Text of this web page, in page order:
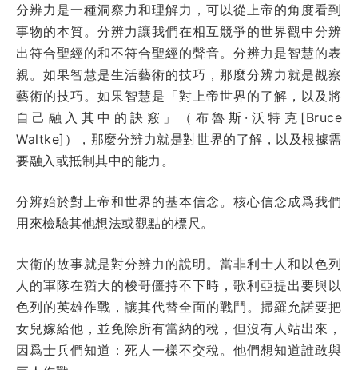
分辨力是一種洞察力和理解力，可以從上帝的角度看到
事物的本質。分辨力讓我們在相互競爭的世界觀中分辨
出符合聖經的和不符合聖經的聲音。分辨力是智慧的表
親。如果智慧是生活藝術的技巧，那麼分辨力就是觀察
藝術的技巧。如果智慧是「對上帝世界的了解，以及將
自己融入其中的訣竅」（布魯斯·沃特克[Bruce
Waltke]），那麼分辨力就是對世界的了解，以及根據需
要融入或抵制其中的能力。
分辨始於對上帝和世界的基本信念。核心信念成爲我們
用來檢驗其他想法或觀點的標尺。
大衛的故事就是對分辨力的說明。當非利士人和以色列
人的軍隊在猶大的梭哥僵持不下時，歌利亞提出要與以
色列的英雄作戰，讓其代替全面的戰鬥。掃羅允諾要把
女兒嫁給他，並免除所有當納的稅，但沒有人站出來，
因爲士兵們知道：死人一樣不交稅。他們想知道誰敢與